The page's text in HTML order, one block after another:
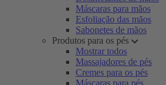
Máscaras para mãos
Esfoliação das mãos
Sabonetes de mãos
Produtos para os pés
Mostrar todos
Massajadores de pés
Cremes para os pés
Máscaras para pés